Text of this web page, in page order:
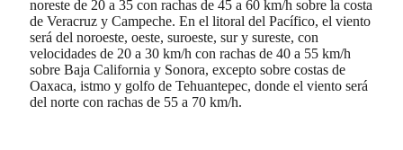
noreste de 20 a 35 con rachas de 45 a 60 km/h sobre la costa
de Veracruz y Campeche. En el litoral del Pacífico, el viento
será del noroeste, oeste, suroeste, sur y sureste, con
velocidades de 20 a 30 km/h con rachas de 40 a 55 km/h
sobre Baja California y Sonora, excepto sobre costas de
Oaxaca, istmo y golfo de Tehuantepec, donde el viento será
del norte con rachas de 55 a 70 km/h.